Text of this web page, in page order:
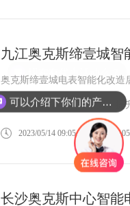
九江奥克斯缔壹城智
奥克斯缔壹城电表智能化改造
物业管理节省了人力物力，提
2023/05/14 09:05:35
长沙奥克斯中心智能
可以介绍下你们的产品么？